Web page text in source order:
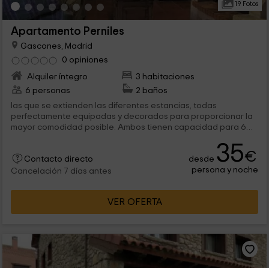
19 Fotos
Apartamento Perniles
Gascones, Madrid
0 opiniones
Alquiler íntegro
3 habitaciones
6 personas
2 baños
las que se extienden las diferentes estancias, todas
perfectamente equipadas y decorados para proporcionar la
mayor comodidad posible. Ambos tienen capacidad para 6
Contacto directo
Cancelación 7 días antes
desde 35€
persona y noche
VER OFERTA